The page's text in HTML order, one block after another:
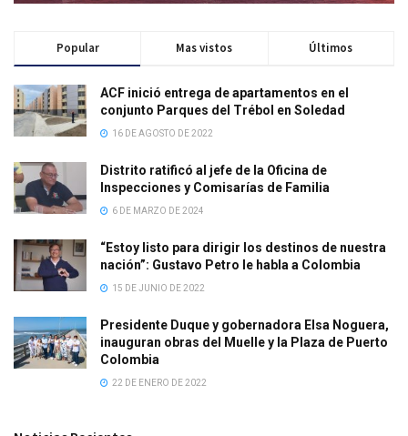
Popular Mas vistos Últimos
ACF inició entrega de apartamentos en el
conjunto Parques del Trébol en Soledad
16 DE AGOSTO DE 2022
Distrito ratificó al jefe de la Oficina de
Inspecciones y Comisarías de Familia
6 DE MARZO DE 2024
“Estoy listo para dirigir los destinos de nuestra
nación”: Gustavo Petro le habla a Colombia
15 DE JUNIO DE 2022
Presidente Duque y gobernadora Elsa Noguera,
inauguran obras del Muelle y la Plaza de Puerto
Colombia
22 DE ENERO DE 2022